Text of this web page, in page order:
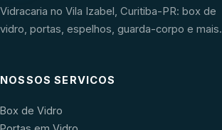
Vidracaria no Vila Izabel, Curitiba-PR: box de
vidro, portas, espelhos, guarda-corpo e mais.
NOSSOS SERVICOS
Box de Vidro